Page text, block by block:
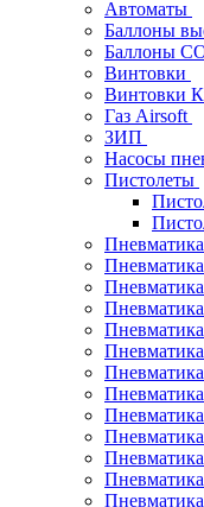
Автоматы
Баллоны
Баллоны
Винтовки
Винтовки
Газ Airsoft
ЗИП
Насосы
Пистолеты